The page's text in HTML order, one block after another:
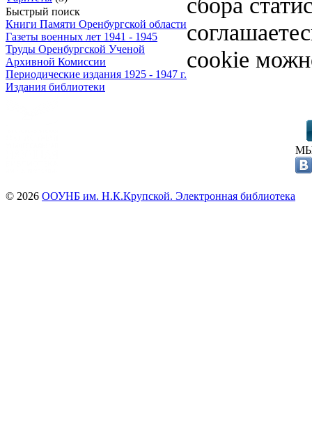
Быстрый поиск
Книги Памяти Оренбургской области
Газеты военных лет 1941 - 1945
Труды Оренбургской Ученой
Архивной Комиссии
Периодические издания 1925 - 1947 г.
Издания библиотеки
cookie
© 2026 ООУНБ им. Н.К.Крупской. Электронная библиотека